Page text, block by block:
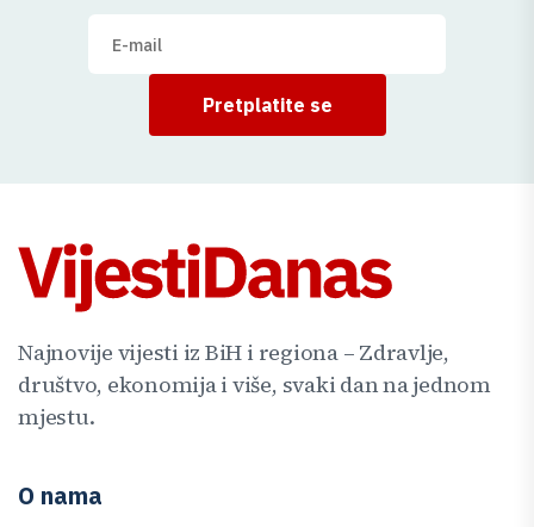
Pretplatite se
Najnovije vijesti iz BiH i regiona – Zdravlje,
društvo, ekonomija i više, svaki dan na jednom
mjestu.
O nama